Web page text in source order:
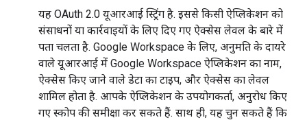
यह OAuth 2.0 यूआरआई स्ट्रिंग है. इससे किसी ऐप्लिकेशन को
संसाधनों या कार्रवाइयों के लिए दिए गए ऐक्सेस लेवल के बारे में
पता चलता है. Google Workspace के लिए, अनुमति के दायरे
वाले यूआरआई में Google Workspace ऐप्लिकेशन का नाम,
ऐक्सेस किए जाने वाले डेटा का टाइप, और ऐक्सेस का लेवल
शामिल होता है. आपके ऐप्लिकेशन के उपयोगकर्ता, अनुरोध किए
गए स्कोप की समीक्षा कर सकते हैं. साथ ही, यह चुन सकते हैं कि